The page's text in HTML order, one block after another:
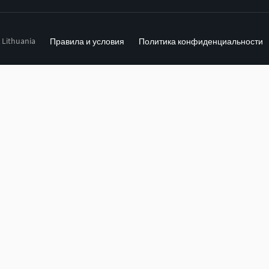
Lithuania Правила и условия Политика конфиденциальности